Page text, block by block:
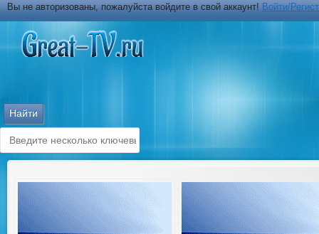
Вы не авторизованы, пожалуйста войдите в свой аккаунт!Войти/